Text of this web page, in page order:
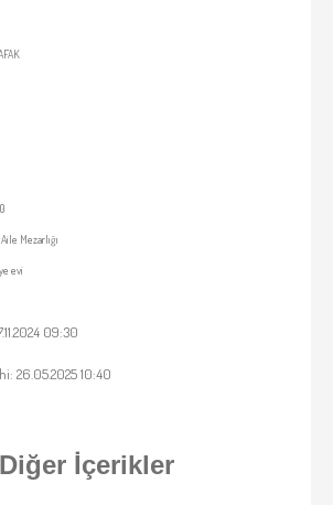
Mezarlığı
taziye evi
09:30
26.05.2025 10:40
Diğer İçerikler